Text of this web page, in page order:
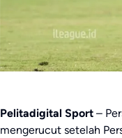
Pelitadigital Sport –
mengerucut setelah